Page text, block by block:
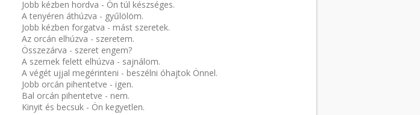
Jobb kézben hordva - Ön túl készséges.
A tenyéren áthúzva - gyűlölöm.
Jobb kézben forgatva - mást szeretek.
Az orcán elhúzva - szeretem.
Összezárva - szeret engem?
A szemek felett elhúzva - sajnálom.
A végét ujjal megérinteni - beszélni óhajtok Önnel.
Jobb orcán pihentetve - igen.
Bal orcán pihentetve - nem.
Kinyit és becsuk - Ön kegyetlen.